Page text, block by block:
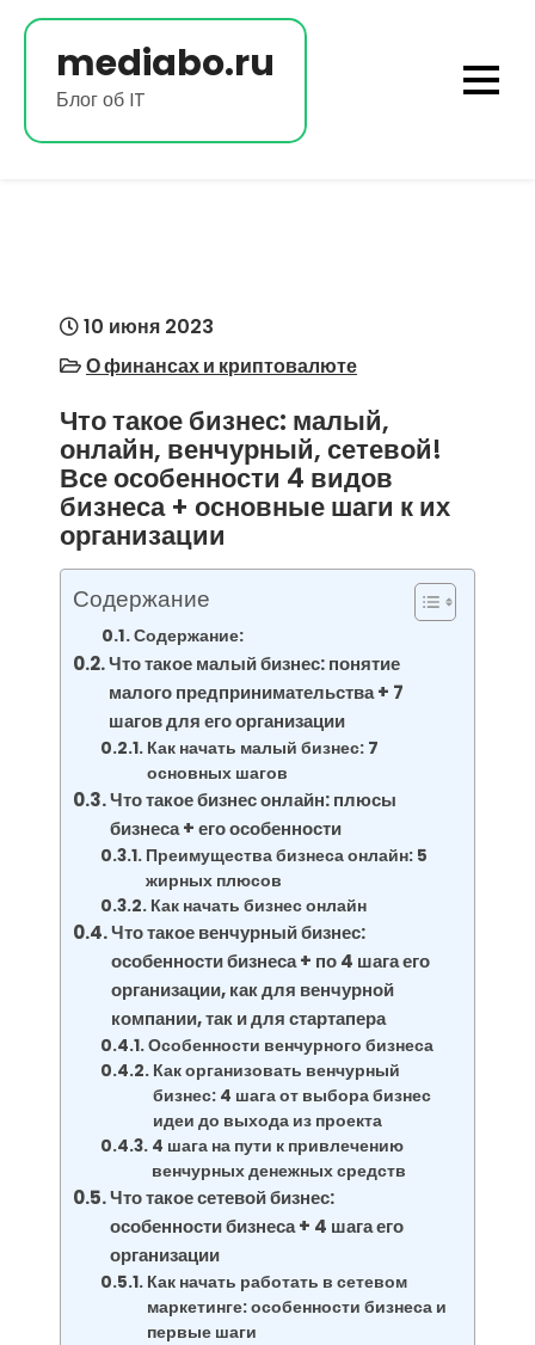
Перейти
содержимомуmediabo.ru
Блог об IT
10 июня 2023
О финансах и криптовалюте
Что такое бизнес: малый,
онлайн, венчурный, сетевой!
Все особенности 4 видов
бизнеса + основные шаги к их
организации
Содержание
Содержание:
Что такое малый бизнес: понятие
малого предпринимательства + 7
шагов для его организации
Как начать малый бизнес: 7
основных шагов
Что такое бизнес онлайн: плюсы
бизнеса + его особенности
Преимущества бизнеса онлайн: 5
жирных плюсов
Как начать бизнес онлайн
Что такое венчурный бизнес:
особенности бизнеса + по 4 шага его
организации, как для венчурной
компании, так и для стартапера
Особенности венчурного бизнеса
Как организовать венчурный
бизнес: 4 шага от выбора бизнес
идеи до выхода из проекта
4 шага на пути к привлечению
венчурных денежных средств
Что такое сетевой бизнес:
особенности бизнеса + 4 шага его
организации
Как начать работать в сетевом
маркетинге: особенности бизнеса и
первые шаги